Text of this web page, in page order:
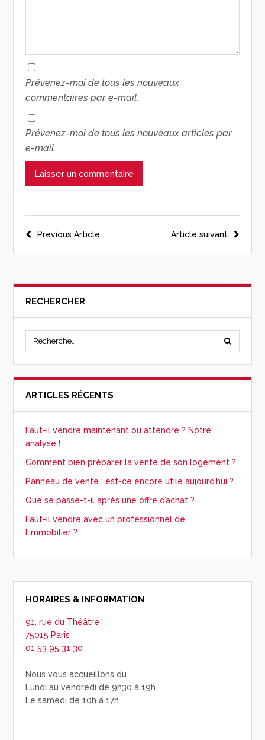
Prévenez-moi de tous les nouveaux
commentaires par e-mail.
Prévenez-moi de tous les nouveaux articles par
e-mail.
Article suivant
Previous Article
RECHERCHER
ARTICLES RÉCENTS
Faut-il vendre maintenant ou attendre ? Notre
analyse !
Comment bien préparer la vente de son logement ?
Panneau de vente : est-ce encore utile aujourd’hui ?
Que se passe-t-il après une offre d’achat ?
Faut-il vendre avec un professionnel de
l’immobilier ?
HORAIRES & INFORMATION
91, rue du Théâtre
75015 Paris
01 53 95 31 30
Nous vous accueillons du
Lundi au vendredi de 9h30 à 19h
Le samedi de 10h à 17h